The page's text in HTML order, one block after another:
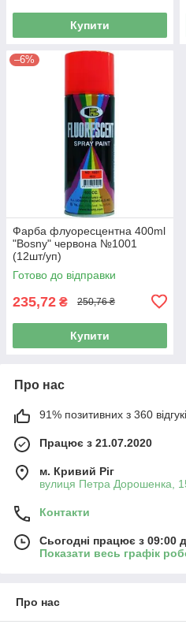
Купити
–6%
Фарба флуоресцентна 400ml
"Bosny" червона №1001
(12шт/уп)
Готово до відправки
235,72 ₴ 250,76 ₴
Купити
Про нас
91% позитивних з 360
Працює з 21.07.2020
м. Кривий Ріг
вулиця Петра Дорошенка,
Контакти
Сьогодні працює з 09:00
Показати весь графік
Про нас